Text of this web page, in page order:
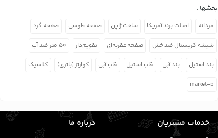
بخشها :
مردانه اصالت برند آمریکا ساخت ژاپن صفحه طوسی صفحه گرد
شیشه کریستال ضد خش صفحه عقربه‌ای تقویم‌دار ۵۰ متر ضد آب
بند استیل بند آبی قاب استیل قاب آبی کوارتز (باتری) کلاسیک
market-p
خدمات مشتریان
درباره ما